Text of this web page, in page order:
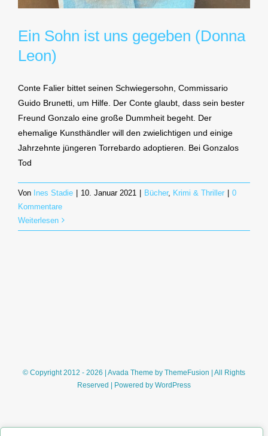
Ein Sohn ist uns gegeben (Donna
Leon)
Conte Falier bittet seinen Schwiegersohn, Commissario
Guido Brunetti, um Hilfe. Der Conte glaubt, dass sein bester
Freund Gonzalo eine große Dummheit begeht. Der
ehemalige Kunsthändler will den zwielichtigen und einige
Jahrzehnte jüngeren Torrebardo adoptieren. Bei Gonzalos
Tod
Von Ines Stadie | 10. Januar 2021 | Bücher, Krimi & Thriller | 0
Kommentare
Weiterlesen
© Copyright 2012 - 2026 | Avada Theme by ThemeFusion | All Rights
Reserved | Powered by WordPress